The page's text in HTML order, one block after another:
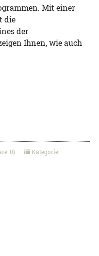
Mit einer
die
der
Ihnen, wie auch
0) Kategorie: